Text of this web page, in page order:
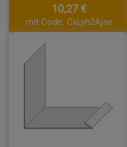
10,27 €
mit Code: CxLyh2Ajne